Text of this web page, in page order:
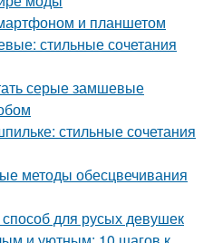
и планшетом
стильные сочетания
серые замшевые
стильные сочетания
методы обесцвечивания
для русых девушек